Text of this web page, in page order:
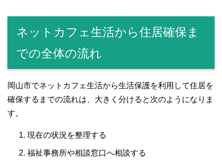
ネットカフェ生活から住居確保ま
での全体の流れ
岡山市でネットカフェ生活から生活保護を利用して住居を
確保するまでの流れは、大きく分けると次のようになりま
す。
現在の状況を整理する
福祉事務所や相談窓口へ相談する